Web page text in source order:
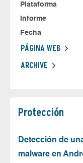
Plataforma
Informe
Fecha
PÁGINA WEB
ARCHIVE
Protección
Detección de
malware en